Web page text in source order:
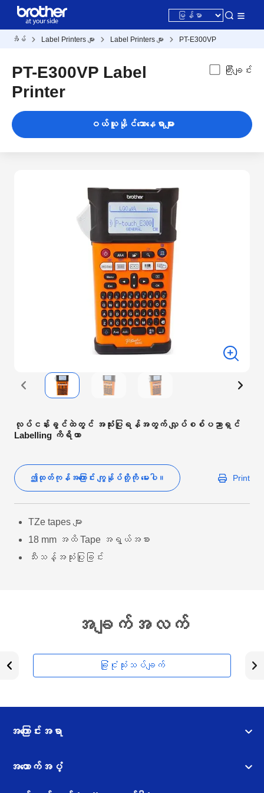
အိမ် Label Printers များ Label Printers များ PT-E300VP
PT-E300VP Label
Printer
ကြီးချင်း
ဝယ်ယူနိုင်သောနေရာများ
လုပ်ငန်းခွင်ထဲတွင် အသုံးပြုရန်အတွက် လျှပ်စစ်ပညာရှင်
Labelling ကိရိယာ
ဤထုတ်ကုန်အကြောင်း ကျွန်ုပ်တို့ကို မေးပါ။ Print
TZe tapes များ
18 mm အထိ Tape အရွယ်အစား
သီးသန့်အသုံးပြုခြင်း
အချက်အလက်
ခြုံငုံသုံးသပ်ချက်
အကြောင်းအရာ
အထောက်အပံ့